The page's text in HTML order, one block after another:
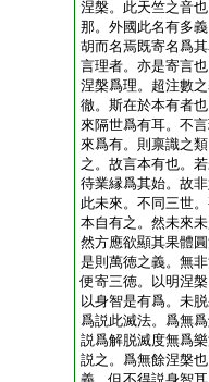
涅槃。此天竺之音
那。外國此名有多
胡而名焉既寄名爲
言理者。亦是寄言
涅槃爲理。超注數
徹。斯在於本有者
來隔世爲有耳。不
來爲有。則禀識之
之。故言本有也。
待業縁爲其始。故
此未來。不同三世
本自有之。然未來
然方應欲顯其果體
是則萬徳之義。無
便寄三徳。以明涅
以身智是有爲。未
爲説此滅法。爲無
説爲解脱滅度無爲
説之。爲無餘涅槃